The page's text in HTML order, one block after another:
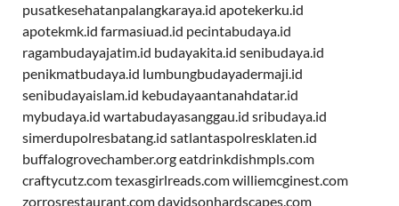
pusatkesehatanpalangkaraya.id apotekerku.id
apotekmk.id farmasiuad.id pecintabudaya.id
ragambudayajatim.id budayakita.id senibudaya.id
penikmatbudaya.id lumbungbudayadermaji.id
senibudayaislam.id kebudayaantanahdatar.id
mybudaya.id wartabudayasanggau.id sribudaya.id
simerdupolresbatang.id satlantaspolresklaten.id
buffalogrovechamber.orgeatdrinkdishmpls.com
craftycutz.comtexasgirlreads.comwilliemcginest.com
zorrosrestaurant.comdavidsonhardscapes.com